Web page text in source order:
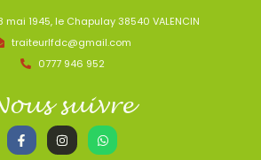
mai 1945, le Chapulay 38540 VALENCIN
traiteurlfdc@gmail.com
0777 946 952
suivre